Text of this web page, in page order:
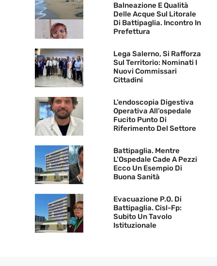
Balneazione E Qualità
Delle Acque Sul Litorale
Di Battipaglia. Incontro In
Prefettura
Lega Salerno, Si Rafforza
Sul Territorio: Nominati I
Nuovi Commissari
Cittadini
L’endoscopia Digestiva
Operativa All’ospedale
Fucito Punto Di
Riferimento Del Settore
Battipaglia. Mentre
L’Ospedale Cade A Pezzi
Ecco Un Esempio Di
Buona Sanità
Evacuazione P.O. Di
Battipaglia. Cisl-Fp:
Subito Un Tavolo
Istituzionale